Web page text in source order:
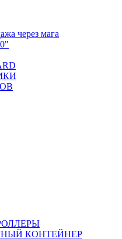
через мага
КОНТЕЙНЕР